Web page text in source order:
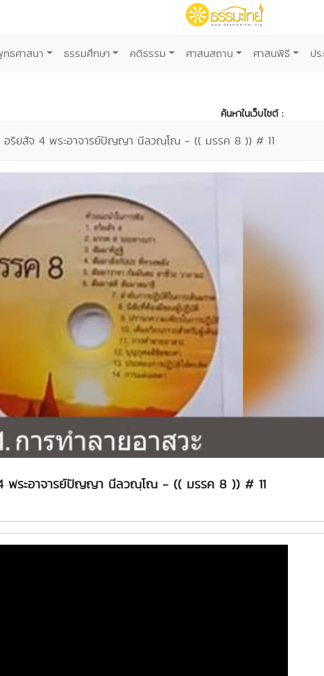
ธศาสนา ธรรมศึกษา คติธรรม ศาสนสถาน ศาสนพิธี ป
ค้นหาในเว็บไซต์ :
อริยสัจ 4 พระอาจารย์ปัญญา นีลวณฺโณ - (( มรรค 8 )) # 11
พระอาจารย์ปัญญา นีลวณฺโณ - (( มรรค 8 )) # 11